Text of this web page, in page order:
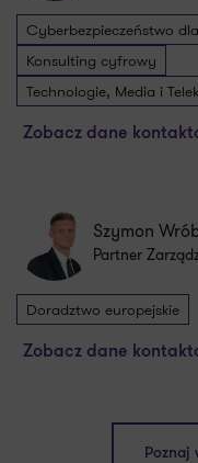
Cyberbezpieczeństwo
Konsulting cyfrowy
Technologie, Media i
Zobacz dane
Szymon
Partner
Doradztwo europejskie
Zobacz dane
Poznaj